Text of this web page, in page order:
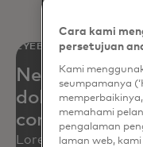
EYEBROW
Neque porro
dolorem
consectetur,
Lorem ipsum dolor
Cara kami
persetujuan
Kami
seumpamanya
memahami
pengalaman
laman web,